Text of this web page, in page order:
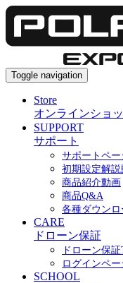
Toggle navigation
Store
オンラインショ
SUPPORT
サポート
サポートペー
初期設定解説
商品紹介動画
商品Q&A
各種ダウンロ
CARE
ドローン保証
ドローン保証
ログインペー
SCHOOL